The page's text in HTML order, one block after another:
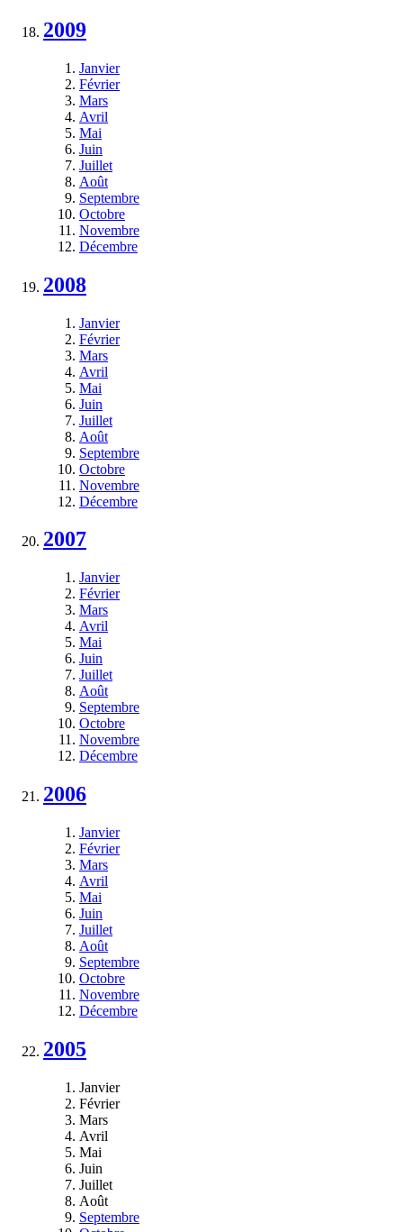
2009
Janvier
Février
Mars
Avril
Mai
Juin
Juillet
Août
Septembre
Octobre
Novembre
Décembre
2008
Janvier
Février
Mars
Avril
Mai
Juin
Juillet
Août
Septembre
Octobre
Novembre
Décembre
2007
Janvier
Février
Mars
Avril
Mai
Juin
Juillet
Août
Septembre
Octobre
Novembre
Décembre
2006
Janvier
Février
Mars
Avril
Mai
Juin
Juillet
Août
Septembre
Octobre
Novembre
Décembre
2005
Janvier
Février
Mars
Avril
Mai
Juin
Juillet
Août
Septembre